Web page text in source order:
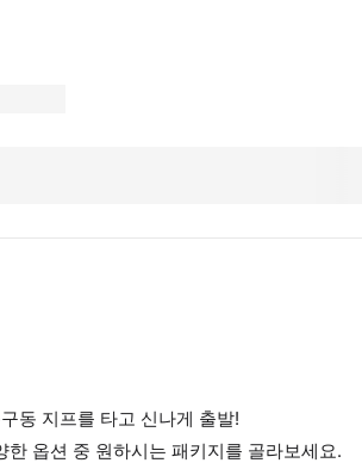
동 지프를 타고 신나게 출발!
옵션 중 원하시는 패키지를 골라보세요.